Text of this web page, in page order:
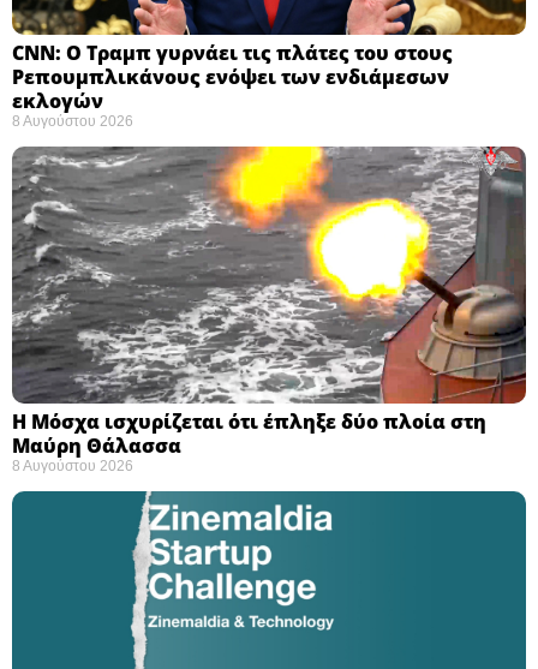
CNN: Ο Τραμπ γυρνάει τις πλάτες του στους
Ρεπουμπλικάνους ενόψει των ενδιάμεσων
εκλογών ​
8 Αυγούστου 2026
Η Μόσχα ισχυρίζεται ότι έπληξε δύο πλοία στη
Μαύρη Θάλασσα ​
8 Αυγούστου 2026